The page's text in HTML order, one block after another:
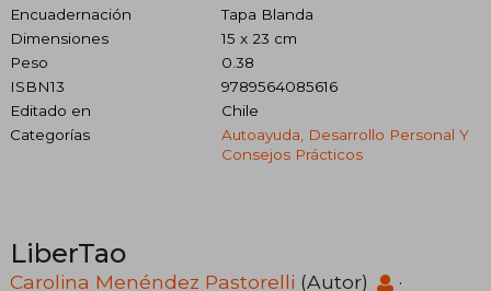
Encuadernación
Tapa Blanda
Dimensiones
15 x 23 cm
Peso
0.38
ISBN13
9789564085616
Editado en
Chile
Categorías
Autoayuda, Desarrollo Personal Y
Consejos Prácticos
LiberTao
Carolina Menéndez Pastorelli (Autor)
·